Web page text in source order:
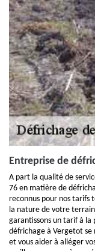
Entreprise de
A part la qualité de
76 en matière de
reconnus pour nos tarifs
la nature de votre
garantissons un tarif à la
défrichage à Vergetot
et vous aider à alléger